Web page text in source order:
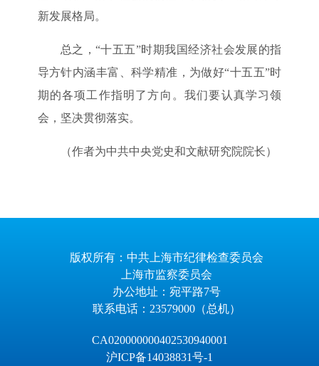
新发展格局。
总之，“十五五”时期我国经济社会发展的指
导方针内涵丰富、科学精准，为做好“十五五”时
期的各项工作指明了方向。我们要认真学习领
会，坚决贯彻落实。
（作者为中共中央党史和文献研究院院长）
版权所有：中共上海市纪律检查委员会
上海市监察委员会
办公地址：宛平路7号
联系电话：23579000（总机）
CA020000000402530940001
沪ICP备14038831号-1